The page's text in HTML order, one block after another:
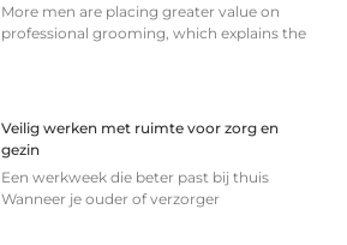
More men are placing greater value on
professional grooming, which explains the
Veilig werken met ruimte voor zorg en
gezin
Een werkweek die beter past bij thuis
Wanneer je ouder of verzorger